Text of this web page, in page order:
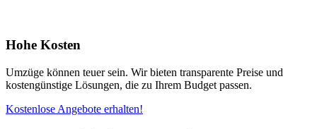
Hohe Kosten
Umzüge können teuer sein. Wir bieten transparente Preise und
kostengünstige Lösungen, die zu Ihrem Budget passen.
Kostenlose Angebote erhalten!